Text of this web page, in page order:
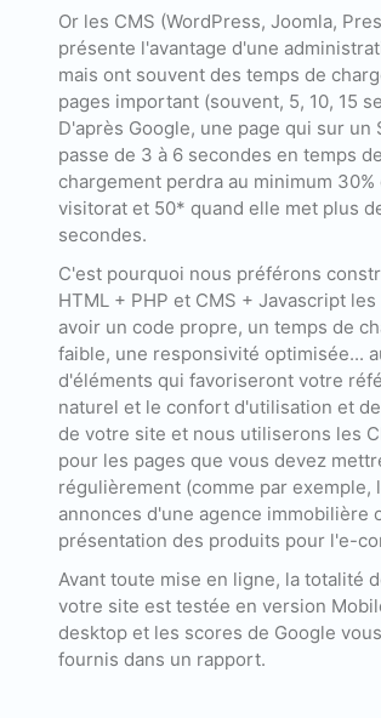
Or les CMS (WordPress, Joomla,
présente l'avantage d'une
mais ont souvent des temps de
pages important (souvent, 5, 10, 15
D'après Google, une page qui sur un
passe de 3 à 6 secondes en temps de
chargement perdra au minimum 30%
visitorat et 50* quand elle met plus
secondes.
C'est pourquoi nous préférons
HTML + PHP et CMS + Javascript
avoir un code propre, un temps de
faible, une responsivité optimisée...
d'éléments qui favoriseront votre
naturel et le confort d'utilisation et
de votre site et nous utiliserons les
pour les pages que vous devez
régulièrement (comme par exemple,
annonces d'une agence immobilière
présentation des produits pour l'e-
Avant toute mise en ligne, la totalité
votre site est testée en version
desktop et les scores de Google
fournis dans un rapport.